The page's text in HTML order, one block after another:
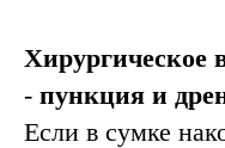
Хирургическое
- пункция и
Если в сумке